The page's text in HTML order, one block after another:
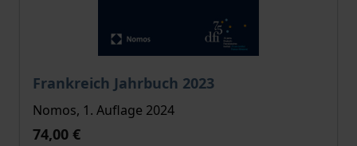
Frankreich Jahrbuch 2023
Der Preis dieses Titels richtet sich nach der
Nomos, 1. Auflage 2024
74,00 €